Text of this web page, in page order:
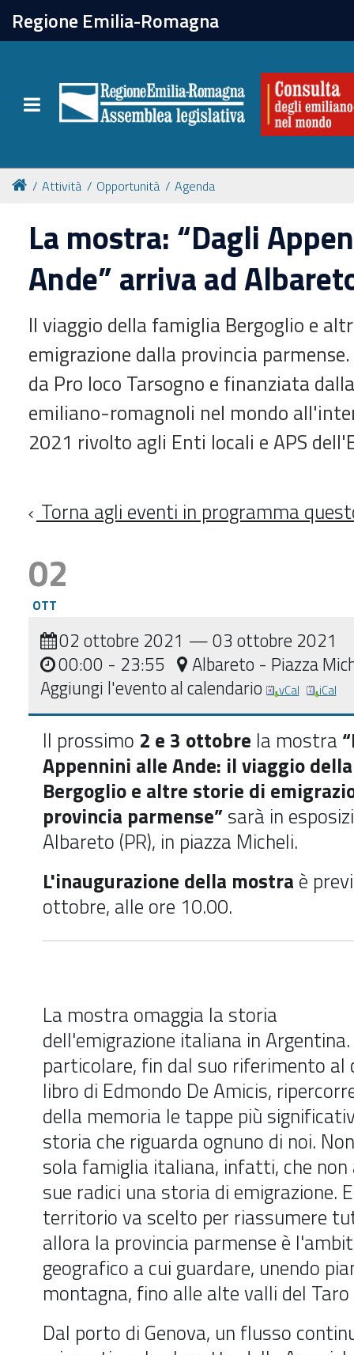
Regione Emilia-Romagna
Toggle navigation
chiudi
Attività
Per chi vive all'estero
Newsletter
Attività Opportunità Agenda
La mostra: “Dagli
Ande” arriva ad
Il viaggio della famiglia Bergoglio e
emigrazione dalla provincia
da Pro loco Tarsogno e finanziata
emiliano-romagnoli nel mondo
2021 rivolto agli Enti locali e APS
Torna agli eventi in programma
02
OTT
02 ottobre 2021 —03 ottobre 2021
00:00 - 23:55
Albareto - Piazza
Aggiungi l'evento al calendario
vCal iCal
Il prossimo 2 e 3 ottobre la mostra
Appennini alle Ande: il viaggio
Bergoglio e altre storie di
provincia parmense”sarà in
Albareto (PR), in piazza Micheli.
L'inaugurazione della mostra è
ottobre, alle ore 10.00.
La mostra omaggia la storia
dell'emigrazione italiana in
particolare, fin dal suo riferimento al
libro di Edmondo De Amicis,
della memoria le tappe più
storia che riguarda ognuno di noi.
sola famiglia italiana, infatti, che non
sue radici una storia di emigrazione.
territorio va scelto per riassumere
allora la provincia parmense è
geografico a cui guardare, unendo
montagna, fino alle alte valli del Taro
Dal porto di Genova, un flusso